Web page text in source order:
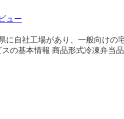
ュー
自社工場があり、一般向け
の基本情報 商品形式冷凍弁当